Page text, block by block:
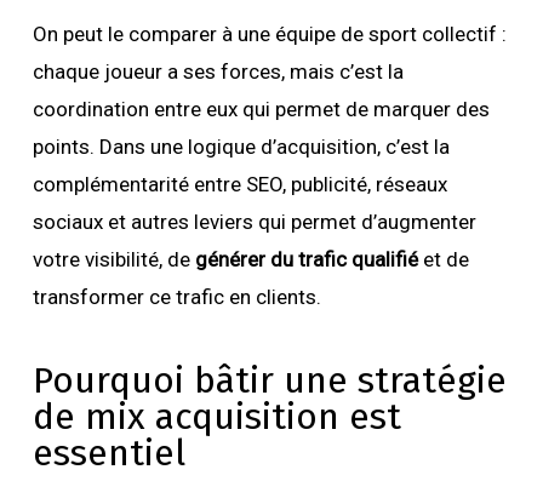
On peut le comparer à une équipe de sport collectif :
chaque joueur a ses forces, mais c’est la
coordination entre eux qui permet de marquer des
points. Dans une logique d’acquisition, c’est la
complémentarité entre SEO, publicité, réseaux
sociaux et autres leviers qui permet d’augmenter
votre visibilité, de générer du trafic qualifiéet de
transformer ce trafic en clients.
Pourquoi bâtir une stratégie
de mix acquisition est
essentiel